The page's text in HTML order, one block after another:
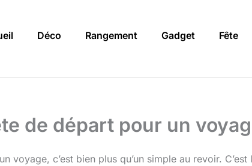
Déco Rangement Gadget Fête
de départ pour un
voyage, c’est bien plus qu’un simple au revoir.